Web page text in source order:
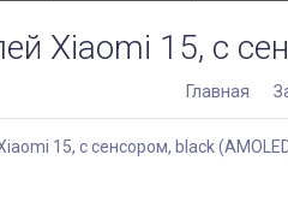
Xiaomi 15, с
Главная